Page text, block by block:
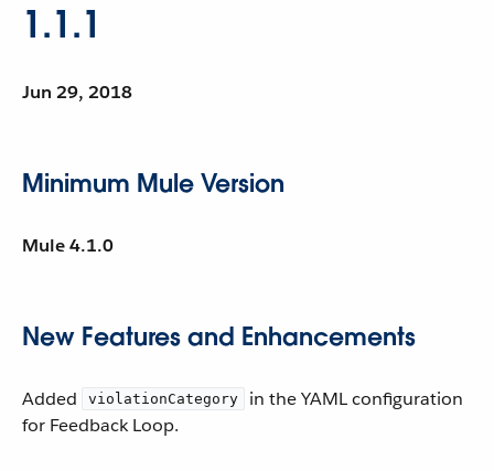
1.1.1
Jun 29, 2018
Minimum Mule Version
Mule 4.1.0
New Features and Enhancements
Added violationCategory
in the YAML configuration
for Feedback Loop.